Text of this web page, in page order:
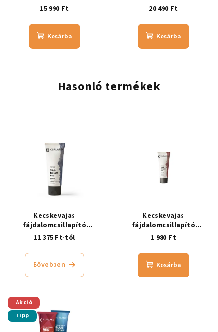
15 990 Ft
Kosárba
20 490 Ft
Kosárba
Hasonló termékek
Kecskevajas
fájdalomcsillapító
ízületbalzsam, hűsítő
11 375 Ft-tól
Bővebben
Kecskevajas
fájdalomcsillapító
ízületbalzsam, melegítő 10
1 980 Ft
Kosárba
Akció
Tipp